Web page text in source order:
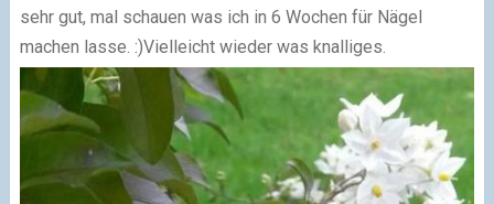
sehr gut, mal schauen was ich in 6 Wochen für Nägel
machen lasse. :)Vielleicht wieder was knalliges.